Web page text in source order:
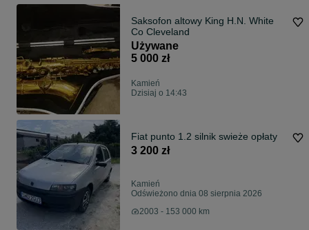
Saksofon altowy King H.N. White
Co Cleveland
Używane
5 000 zł
Kamień
Dzisiaj o 14:43
Fiat punto 1.2 silnik swieże opłaty
3 200 zł
Kamień
Odświeżono dnia 08 sierpnia 2026
2003 - 153 000 km